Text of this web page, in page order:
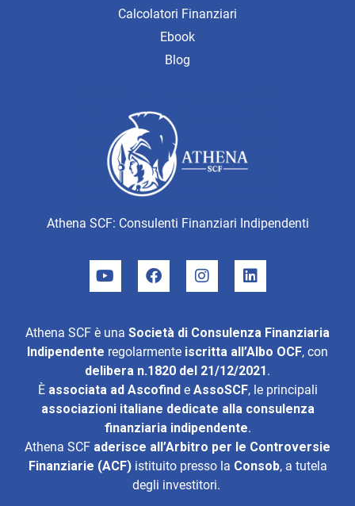
Athena SCF: Consulenti Finanziari Indipendenti
Calcolatori Finanziari
Ebook
Blog
Athena SCF è una Società di Consulenza Finanziaria
Indipendente regolarmente iscritta all’Albo OCF, con
delibera n.1820 del 21/12/2021.
È associata ad Ascofinde AssoSCF, le principali
associazioni italiane dedicate alla consulenza
finanziaria indipendente.
Athena SCF aderisce all’Arbitro per le Controversie
Finanziarie (ACF)istituito presso la Consob, a tutela
degli investitori.